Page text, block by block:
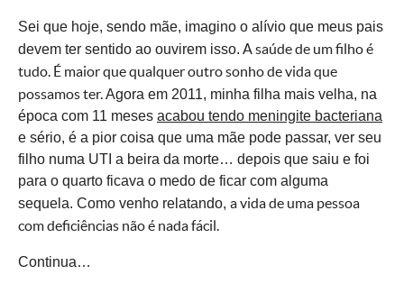
Sei que hoje, sendo mãe, imagino o alívio que meus pais
devem ter sentido ao ouvirem isso. A saúde de um filho é
tudo. É maior que qualquer outro sonho de vida que
possamos ter.Agora em 2011, minha filha mais velha, na
época com 11 meses acabou tendo meningite bacteriana
e sério, é a pior coisa que uma mãe pode passar, ver seu
filho numa UTI a beira da morte… depois que saiu e foi
para o quarto ficava o medo de ficar com alguma
sequela. Como venho relatando, a vida de uma pessoa
comdeficiências não é nada fácil.
Continua…